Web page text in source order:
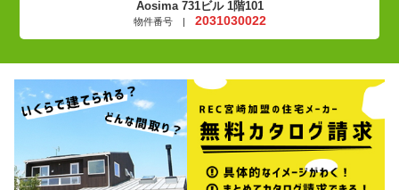
Aosima 731ビル 1階101
物件番号 | 2031030022